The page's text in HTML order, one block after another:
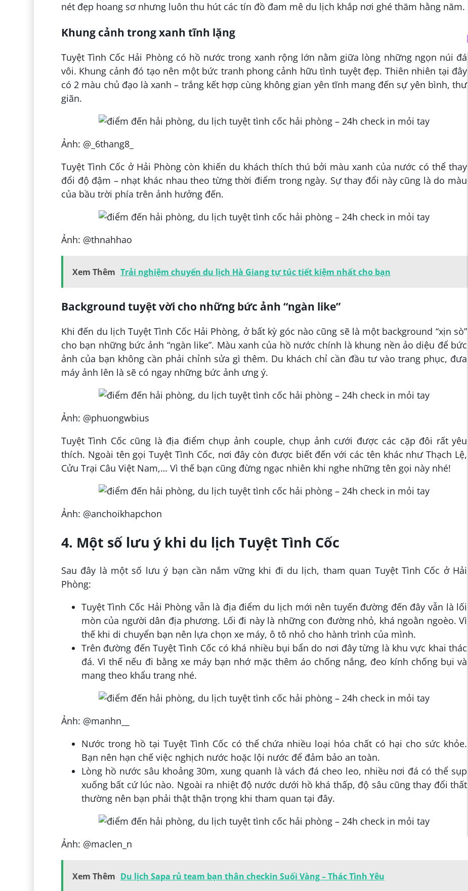
nét đẹp hoang sơ nhưng luôn thu hút các tín đồ đam mê du lịch khắp nơi ghé thăm hằng năm.
Khung cảnh trong xanh tĩnh lặng
Tuyệt Tình Cốc Hải Phòng có hồ nước trong xanh rộng lớn nằm giữa lòng những ngọn núi đá
vôi. Khung cảnh đó tạo nên một bức tranh phong cảnh hữu tình tuyệt đẹp. Thiên nhiên tại đây
có 2 màu chủ đạo là xanh – trắng kết hợp cùng không gian yên tĩnh mang đến sự yên bình, thư
giãn.
Ảnh: @_6thang8_
Tuyệt Tình Cốc ở Hải Phòng còn khiến du khách thích thú bởi màu xanh của nước có thể thay
đổi độ đậm – nhạt khác nhau theo từng thời điểm trong ngày. Sự thay đổi này cũng là do màu
của bầu trời phía trên ảnh hưởng đến.
Ảnh: @thnahhao
Xem Thêm Trải nghiệm chuyến du lịch Hà Giang tự túc tiết kiệm nhất cho bạn
Background tuyệt vời cho những bức ảnh “ngàn like”
Khi đến du lịch Tuyệt Tình Cốc Hải Phòng, ở bất kỳ góc nào cũng sẽ là một background “xịn sò”
cho bạn những bức ảnh “ngàn like”. Màu xanh của hồ nước chính là khung nền ảo diệu để bức
ảnh của bạn không cần phải chỉnh sửa gì thêm. Du khách chỉ cần đầu tư vào trang phục, đưa
máy ảnh lên là sẽ có ngay những bức ảnh ưng ý.
Ảnh: @phuongwbius
Tuyệt Tình Cốc cũng là địa điểm chụp ảnh couple, chụp ảnh cưới được các cặp đôi rất yêu
thích. Ngoài tên gọi Tuyệt Tình Cốc, nơi đây còn được biết đến với các tên khác như Thạch Lệ,
Cửu Trại Câu Việt Nam,… Vì thế bạn cũng đừng ngạc nhiên khi nghe những tên gọi này nhé!
Ảnh: @anchoikhapchon
4. Một số lưu ý khi du lịch Tuyệt Tình Cốc
Sau đây là một số lưu ý bạn cần nắm vững khi đi du lịch, tham quan Tuyệt Tình Cốc ở Hải
Phòng:
Tuyệt Tình Cốc Hải Phòng vẫn là địa điểm du lịch mới nên tuyến đường đến đây vẫn là lối
mòn của người dân địa phương. Lối đi này là những con đường nhỏ, khá ngoằn ngoèo. Vì
thế khi di chuyển bạn nên lựa chọn xe máy, ô tô nhỏ cho hành trình của mình.
Trên đường đến Tuyệt Tình Cốc có khá nhiều bụi bẩn do nơi đây từng là khu vực khai thác
đá. Vì thế nếu đi bằng xe máy bạn nhớ mặc thêm áo chống nắng, đeo kính chống bụi và
mang theo khẩu trang nhé.
Ảnh: @manhn__
Nước trong hồ tại Tuyệt Tình Cốc có thể chứa nhiều loại hóa chất có hại cho sức khỏe.
Bạn nên hạn chế việc nghịch nước hoặc lội nước để đảm bảo an toàn.
Lòng hồ nước sâu khoảng 30m, xung quanh là vách đá cheo leo, nhiều nơi đá có thể sụp
xuống bất cứ lúc nào. Ngoài ra nhiệt độ nước dưới hồ khá thấp, độ sâu cũng thay đổi thất
thường nên bạn phải thật thận trọng khi tham quan tại đây.
Ảnh: @maclen_n
Xem Thêm Du lịch Sapa rủ team bạn thân checkin Suối Vàng – Thác Tình Yêu